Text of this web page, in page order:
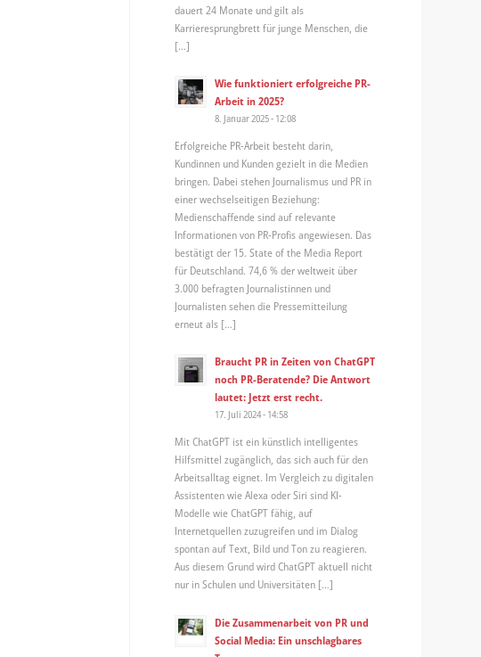
dauert 24 Monate und gilt als
Karrieresprungbrett für junge Menschen, die
[…]
Wie funktioniert erfolgreiche PR-
Arbeit in 2025?
8. Januar 2025 - 12:08
Erfolgreiche PR-Arbeit besteht darin,
Kundinnen und Kunden gezielt in die Medien
bringen. Dabei stehen Journalismus und PR in
einer wechselseitigen Beziehung:
Medienschaffende sind auf relevante
Informationen von PR-Profis angewiesen. Das
bestätigt der 15. State of the Media Report
für Deutschland. 74,6 % der weltweit über
3.000 befragten Journalistinnen und
Journalisten sehen die Pressemitteilung
erneut als […]
Braucht PR in Zeiten von ChatGPT
noch PR-Beratende? Die Antwort
lautet: Jetzt erst recht.
17. Juli 2024 - 14:58
Mit ChatGPT ist ein künstlich intelligentes
Hilfsmittel zugänglich, das sich auch für den
Arbeitsalltag eignet. Im Vergleich zu digitalen
Assistenten wie Alexa oder Siri sind KI-
Modelle wie ChatGPT fähig, auf
Internetquellen zuzugreifen und im Dialog
spontan auf Text, Bild und Ton zu reagieren.
Aus diesem Grund wird ChatGPT aktuell nicht
nur in Schulen und Universitäten […]
Die Zusammenarbeit von PR und
Social Media: Ein unschlagbares